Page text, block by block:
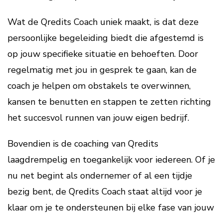
Wat de Qredits Coach uniek maakt, is dat deze
persoonlijke begeleiding biedt die afgestemd is
op jouw specifieke situatie en behoeften. Door
regelmatig met jou in gesprek te gaan, kan de
coach je helpen om obstakels te overwinnen,
kansen te benutten en stappen te zetten richting
het succesvol runnen van jouw eigen bedrijf.
Bovendien is de coaching van Qredits
laagdrempelig en toegankelijk voor iedereen. Of je
nu net begint als ondernemer of al een tijdje
bezig bent, de Qredits Coach staat altijd voor je
klaar om je te ondersteunen bij elke fase van jouw